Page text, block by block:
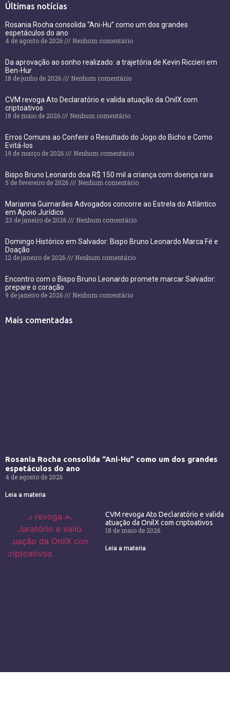
Últimas notícias
Rosania Rocha consolida “Ani-Hu” como um dos grandes
espetáculos do ano
4 de agosto de 2026
Nenhum comentário
Da aprovação ao sonho realizado: a trajetória de Kevin Riccieri em
Ben-Hur
18 de junho de 2026
Nenhum comentário
CVM revoga Ato Declaratório e valida atuação da OnilX com
criptoativos
18 de maio de 2026
Nenhum comentário
Erros Comuns ao Conferir o Resultado do Jogo do Bicho e Como
Evitá-los
19 de março de 2026
Nenhum comentário
Bispo Bruno Leonardo doa R$ 150 mil a criança com doença rara
5 de fevereiro de 2026
Nenhum comentário
Marianna Guimarães Advogados concorre ao Estrela do Atlântico
em Apoio Jurídico
23 de janeiro de 2026
Nenhum comentário
Domingo Histórico em Salvador: Bispo Bruno Leonardo Marca Fé e
Doação
12 de janeiro de 2026
Nenhum comentário
Encontro com o Bispo Bruno Leonardo promete marcar Salvador:
prepare o coração
9 de janeiro de 2026
Nenhum comentário
Mais comentadas
Rosania Rocha consolida “Ani-Hu” como um dos grandes
espetáculos do ano
4 de agosto de 2026
Leia a materia
CVM revoga Ato Declaratório e valida
atuação da OnilX com criptoativos
18 de maio de 2026
Leia a materia